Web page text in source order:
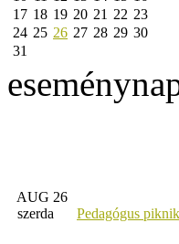
17 18 19 20 21 22 23
24 25 26 27 28 29 30
31
AUG 26
szerda
Pedagógus